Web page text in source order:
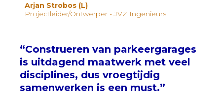
“Construeren van parkeergarages
is uitdagend maatwerk met veel
disciplines, dus vroegtijdig
samenwerken is een must.”
Arjan Strobos (L)
Projectleider/Ontwerper - JVZ Ingenieurs